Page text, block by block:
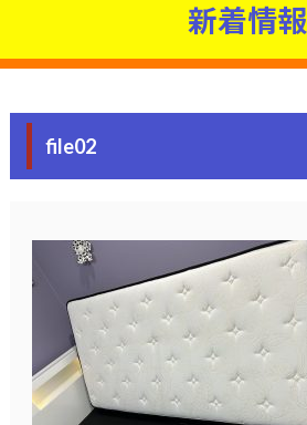
新着情報
file02